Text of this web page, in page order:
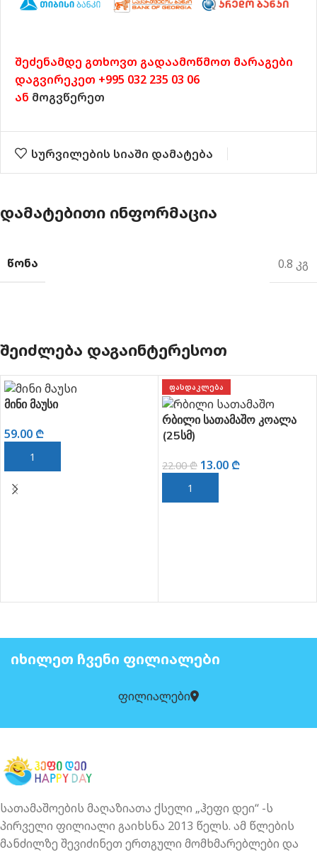
შეძენამდე გთხოვთ გადაამოწმოთ მარაგები
დაგვირეკეთ +995 032 235 03 06
ან მოგვწერეთ
სურვილების სიაში დამატება
ᲓᲐᲛᲐᲢᲔᲑᲘᲗᲘ ᲘᲜᲤᲝᲠᲛᲐᲪᲘᲐ
ᲬᲝᲜᲐ 0.8 კგ
ᲨᲔᲘᲫᲚᲔᲑᲐ ᲓᲐᲒᲐᲘᲜᲢᲔᲠᲔᲡᲝᲗ
მინი მაუსი
59.00 ₾
ᲙᲐᲚᲐᲗᲐᲨᲘ ᲓᲐᲛᲐᲢᲔᲑᲐ
ᲤᲐᲡᲓᲐᲙᲚᲔᲑᲐ
რბილი სათამაშო კოალა
(25სმ)
22.00₾ 13.00 ₾
ᲙᲐᲚᲐᲗᲐᲨᲘ ᲓᲐᲛᲐᲢᲔᲑᲐ
ᲘᲮᲘᲚᲔᲗ ᲩᲕᲔᲜᲘ ᲤᲘᲚᲘᲐᲚᲔᲑᲘ
ფილიალები
სათამაშოების მაღაზიათა ქსელი „ჰეფი დეი“ -ს
პირველი ფილიალი გაიხსნა 2013 წელს. ამ წლების
მანძილზე შევიძინეთ ერთგული მომხმარებლები და